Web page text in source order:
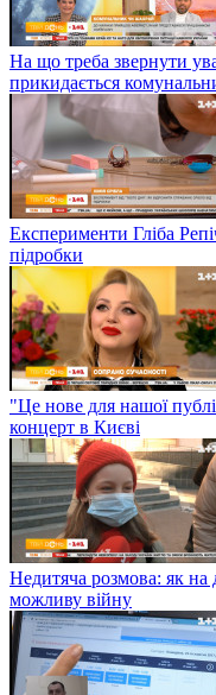
На що треба звернути
прикидається
Експерименти Гліба
підробки
"Це нове для нашої
концерт в Києві
Недитяча розмова: як
можливу війну